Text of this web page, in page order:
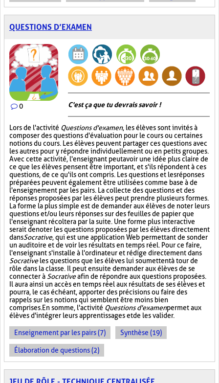
QUESTIONS D’EXAMEN
0 C'est ça que tu devrais savoir !
Lors de l'activité Questions d'examen, les élèves sont invités à
composer des questions d'évaluation pour le cours ou certaines
notions du cours. Les élèves peuvent partager ces questions avec
les autres pour y répondre individuellement ou en petits groupes.
Avec cette activité, l'enseignant peut avoir une idée plus claire de
ce que les élèves pensent être important, et s'ils répondent à ces
questions, de ce qu'ils ont compris. Les questions et les réponses
préparées peuvent également être utilisées comme base à de
l'enseignement par les pairs. La collecte des questions et des
réponses proposées par les élèves peut prendre plusieurs formes.
La forme la plus simple est de demander aux élèves de noter leurs
questions et/ou leurs réponses sur des feuilles de papier que
l'enseignant récoltera par la suite. Une forme plus interactive
serait de noter les questions proposées par les élèves directement
dansSocrative, qui est une application Web permettant de sonder
un auditoire et de voir les résultats en temps réel. Pour ce faire,
l'enseignant s'installe à l'ordinateur et rédige directement dans
Socrativeles questions que les élèves lui soumettent à tour de
rôle dans la classe. Il peut ensuite demander aux élèves de se
connecter à Socrativeafin de répondre aux questions proposées.
Il aura ainsi un accès en temps réel aux résultats de ses élèves et
pourra, le cas échéant, apporter des précisions ou faire des
rappels sur les notions qui semblent être moins bien
comprises. En somme, l'activité Questions d'examenpermet aux
élèves d'intégrer leurs apprentissages et de les valider.
Enseignement par les pairs (7) Synthèse (19)
Élaboration de questions (2)